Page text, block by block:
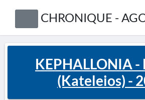
CHRONIQUE -
KEPHALLONIA
(Kateleios) -